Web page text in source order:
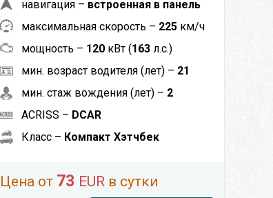
навигация – встроенная в панель
максимальная скорость – 225 км/ч
мощность – 120 кВт (163л.с.)
мин. возраст водителя (лет) – 21
мин. стаж вождения (лет) – 2
ACRISS – DCAR
Класс – Компакт Хэтчбек
Цена от 73 EUR в сутки